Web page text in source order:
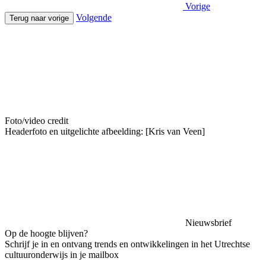
Vorige
Terug naar vorige Volgende
Foto/video credit
Headerfoto en uitgelichte afbeelding: [Kris van Veen]
Nieuwsbrief
Op de hoogte blijven?
Schrijf je in en ontvang trends en ontwikkelingen in het Utrechtse
cultuuronderwijs in je mailbox